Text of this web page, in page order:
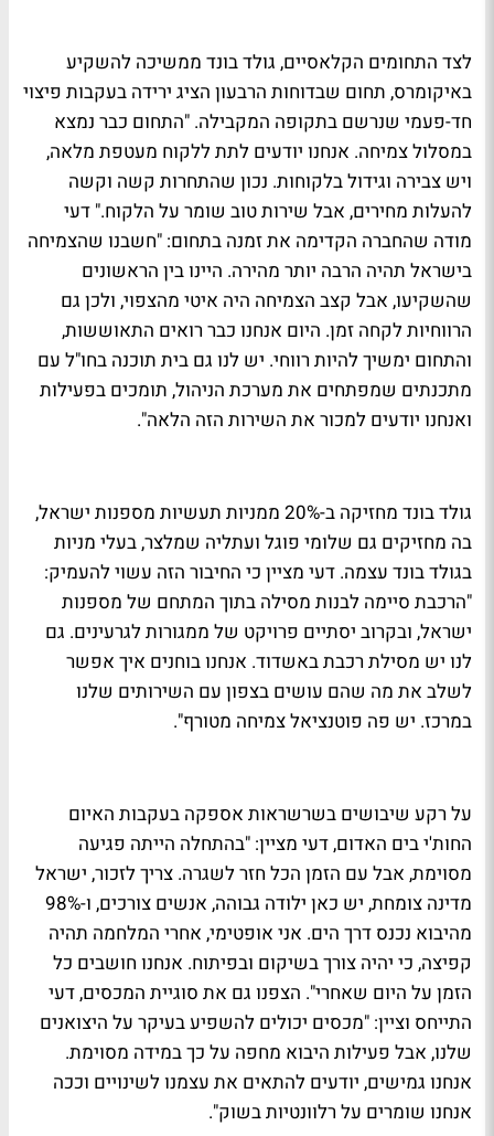
לצד התחומים הקלאסיים, גולד בונד ממשיכה להשקיע
באיקומרס, תחום שבדוחות הרבעון הציג ירידה בעקבות פיצוי
חד-פעמי שנרשם בתקופה המקבילה. "התחום כבר נמצא
במסלול צמיחה. אנחנו יודעים לתת ללקוח מעטפת מלאה,
ויש צבירה וגידול בלקוחות. נכון שהתחרות קשה וקשה
להעלות מחירים, אבל שירות טוב שומר על הלקוח." דעי
מודה שהחברה הקדימה את זמנה בתחום: "חשבנו שהצמיחה
בישראל תהיה הרבה יותר מהירה. היינו בין הראשונים
שהשקיעו, אבל קצב הצמיחה היה איטי מהצפוי, ולכן גם
הרווחיות לקחה זמן. היום אנחנו כבר רואים התאוששות,
והתחום ימשיך להיות רווחי. יש לנו גם בית תוכנה בחו"ל עם
מתכנתים שמפתחים את מערכת הניהול, תומכים בפעילות
ואנחנו יודעים למכור את השירות הזה הלאה".
גולד בונד מחזיקה ב-20% ממניות תעשיות מספנות ישראל,
בה מחזיקים גם שלומי פוגל ועתליה שמלצר, בעלי מניות
בגולד בונד עצמה. דעי מציין כי החיבור הזה עשוי להעמיק:
"הרכבת סיימה לבנות מסילה בתוך המתחם של מספנות
ישראל, ובקרוב יסתיים פרויקט של ממגורות לגרעינים. גם
לנו יש מסילת רכבת באשדוד. אנחנו בוחנים איך אפשר
לשלב את מה שהם עושים בצפון עם השירותים שלנו
במרכז. יש פה פוטנציאל צמיחה מטורף".
על רקע שיבושים בשרשראות אספקה בעקבות האיום
החות'י בים האדום, דעי מציין: "בהתחלה הייתה פגיעה
מסוימת, אבל עם הזמן הכל חזר לשגרה. צריך לזכור, ישראל
מדינה צומחת, יש כאן ילודה גבוהה, אנשים צורכים, ו-98%
מהיבוא נכנס דרך הים. אני אופטימי, אחרי המלחמה תהיה
קפיצה, כי יהיה צורך בשיקום ובפיתוח. אנחנו חושבים כל
הזמן על היום שאחרי". הצפנו גם את סוגיית המכסים, דעי
התייחס וציין: "מכסים יכולים להשפיע בעיקר על היצואנים
שלנו, אבל פעילות היבוא מחפה על כך במידה מסוימת.
אנחנו גמישים, יודעים להתאים את עצמנו לשינויים וככה
אנחנו שומרים על רלוונטיות בשוק".